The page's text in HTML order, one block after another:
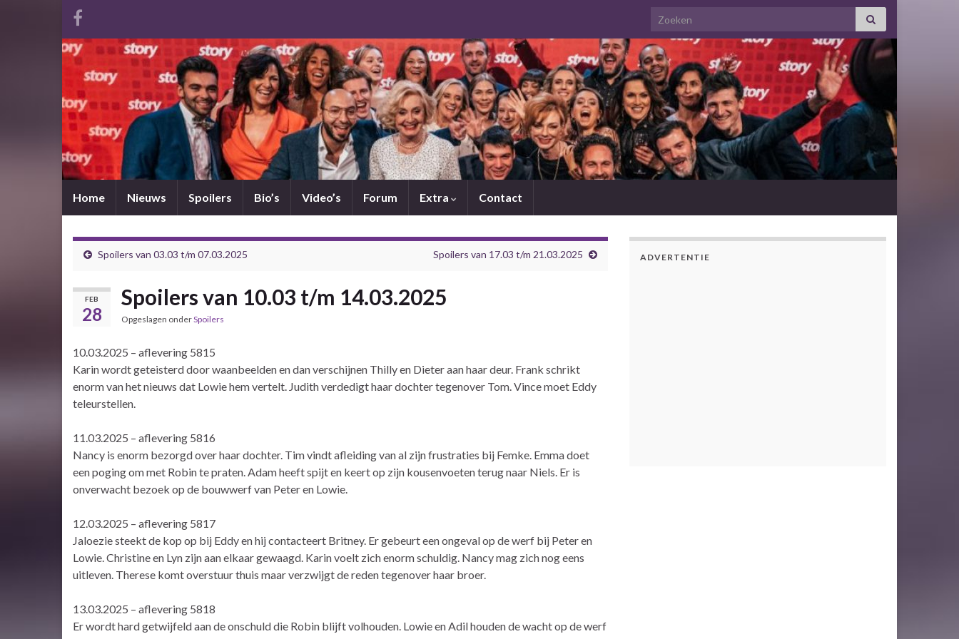
Search for:
Home Nieuws Spoilers Bio’s Video’s Forum Extra Contact
Spoilers van 03.03 t/m 07.03.2025 Spoilers van 17.03 t/m 21.03.2025
FEB
28
Spoilers van 10.03 t/m 14.03.2025
Opgeslagen onderSpoilers
10.03.2025 – aflevering 5815
Karin wordt geteisterd door waanbeelden en dan verschijnen Thilly en Dieter aan haar deur. Frank schrikt
enorm van het nieuws dat Lowie hem vertelt. Judith verdedigt haar dochter tegenover Tom. Vince moet Eddy
teleurstellen.
11.03.2025 – aflevering 5816
Nancy is enorm bezorgd over haar dochter. Tim vindt afleiding van al zijn frustraties bij Femke. Emma doet
een poging om met Robin te praten. Adam heeft spijt en keert op zijn kousenvoeten terug naar Niels. Er is
onverwacht bezoek op de bouwwerf van Peter en Lowie.
12.03.2025 – aflevering 5817
Jaloezie steekt de kop op bij Eddy en hij contacteert Britney. Er gebeurt een ongeval op de werf bij Peter en
Lowie. Christine en Lyn zijn aan elkaar gewaagd. Karin voelt zich enorm schuldig. Nancy mag zich nog eens
uitleven. Therese komt overstuur thuis maar verzwijgt de reden tegenover haar broer.
13.03.2025 – aflevering 5818
Er wordt hard getwijfeld aan de onschuld die Robin blijft volhouden. Lowie en Adil houden de wacht op de werf
ADVERTENTIE